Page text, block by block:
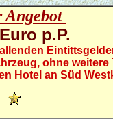
Angebot
p.P.
ohne weitere
Hotel an Süd